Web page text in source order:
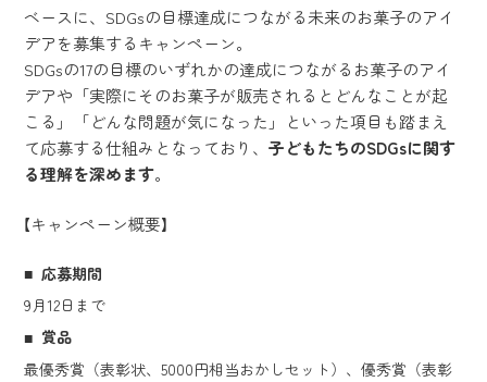
ベースに、SDGsの目標達成につながる未来のお菓子のアイ
デアを募集するキャンペーン。
SDGsの17の目標のいずれかの達成につながるお菓子のアイ
デアや「実際にそのお菓子が販売されるとどんなことが起
こる」「どんな問題が気になった」といった項目も踏まえ
て応募する仕組みとなっており、子どもたちのSDGsに関す
る理解を深めます。
【キャンペーン概要】
応募期間
9月12日まで
賞品
最優秀賞（表彰状、5000円相当おかしセット）、優秀賞（表彰